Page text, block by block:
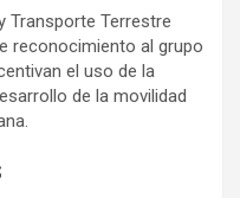
Transporte Terrestre
reconocimiento al grupo
el uso de la
de la movilidad